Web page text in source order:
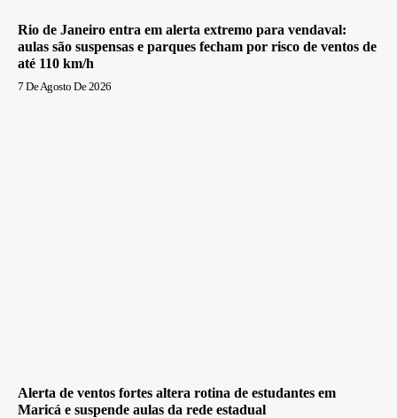
Rio de Janeiro entra em alerta extremo para vendaval:
aulas são suspensas e parques fecham por risco de ventos de
até 110 km/h
7 De Agosto De 2026
Alerta de ventos fortes altera rotina de estudantes em
Maricá e suspende aulas da rede estadual